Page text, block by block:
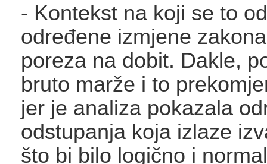
- Kontekst na koji se to
određene izmjene
poreza na dobit. Dakle,
bruto marže i to
jer je analiza pokazala
odstupanja koja izlaze
što bi bilo logično i